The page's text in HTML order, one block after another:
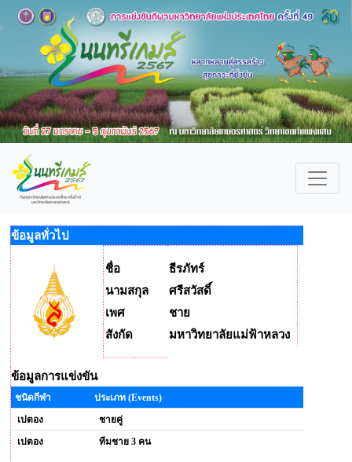
ข้อมูลทั่วไป
ชื่อ
ธีรภัทร์
นามสกุล
ศรีสวัสดิ์
เพศ
ชาย
สังกัด
มหาวิทยาลัยแม่ฟ้าหลวง
ข้อมูลการแข่งขัน
ชนิดกีฬา
ประเภท (Events)
เปตอง
ชายคู่
เปตอง
ทีมชาย 3 คน